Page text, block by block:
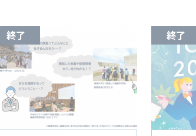
終了 終了